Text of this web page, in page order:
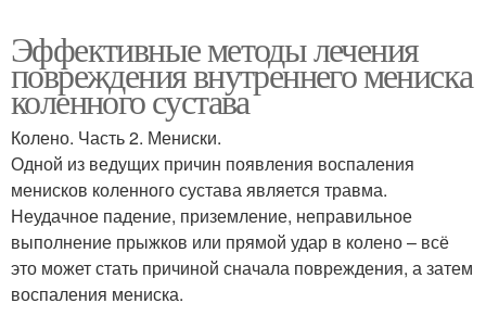
Эффективные методы лечения
повреждения внутреннего мениска
коленного сустава
Колено. Часть 2. Мениски.
Одной из ведущих причин появления воспаления
менисков коленного сустава является травма.
Неудачное падение, приземление, неправильное
выполнение прыжков или прямой удар в колено – всё
это может стать причиной сначала повреждения, а затем
воспаления мениска.